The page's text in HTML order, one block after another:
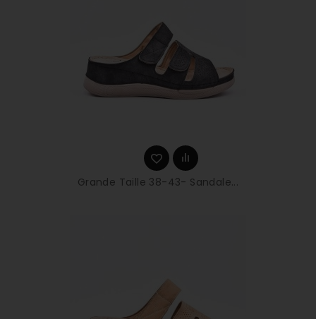
Grande Taille 38-43- Sandale...